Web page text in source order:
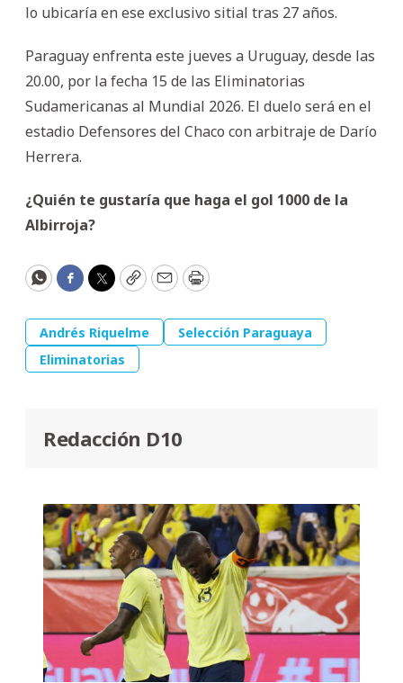
lo ubicaría en ese exclusivo sitial tras 27 años.
Paraguay enfrenta este jueves a Uruguay, desde las
20.00, por la fecha 15 de las Eliminatorias
Sudamericanas al Mundial 2026. El duelo será en el
estadio Defensores del Chaco con arbitraje de Darío
Herrera.
¿Quién te gustaría que haga el gol 1000 de la
Albirroja?
WhatsApp
Facebook
Twitter
CopyEmailPrint
Andrés Riquelme
Selección Paraguaya
Eliminatorias
Redacción D10